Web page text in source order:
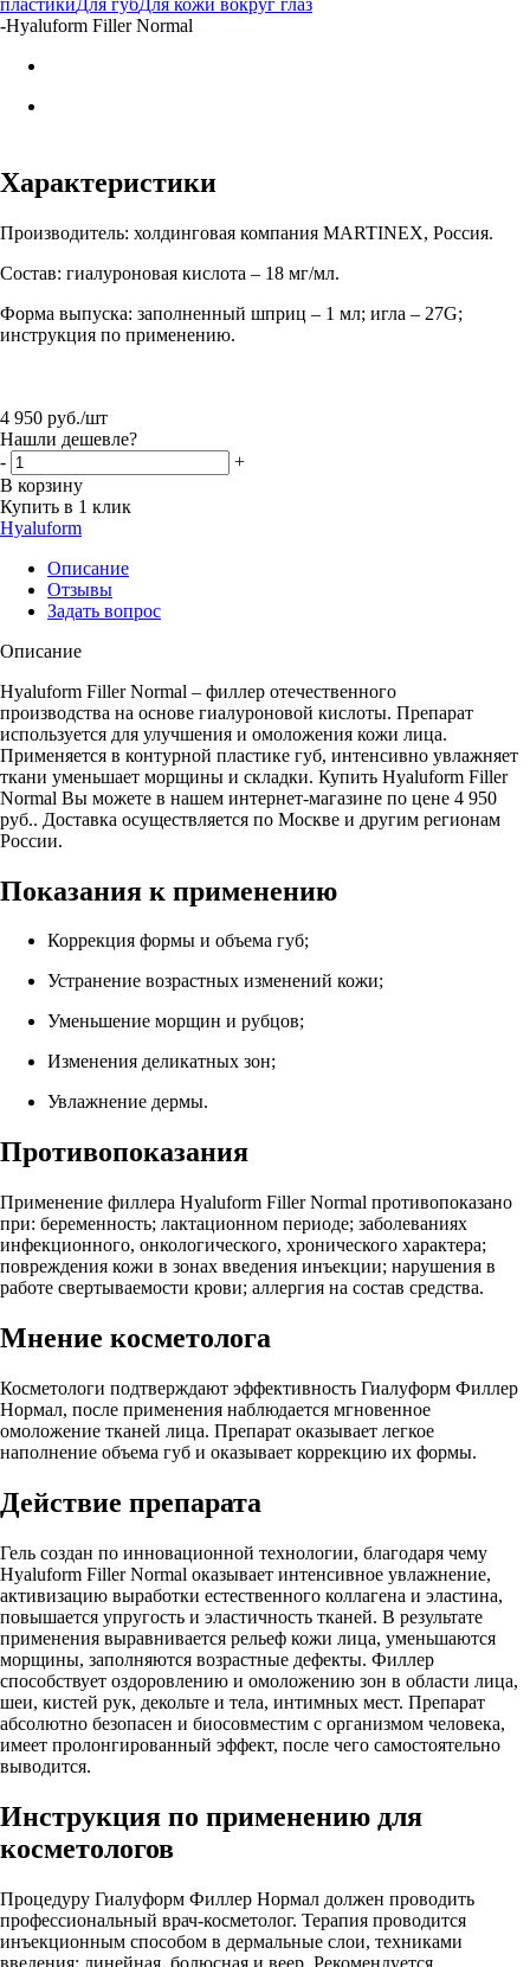
-Hyaluform Filler Normal
Характеристики
Производитель: холдинговая компания MARTINEX, Россия.
Состав: гиалуроновая кислота – 18 мг/мл.
Форма выпуска: заполненный шприц – 1 мл; игла – 27G;
инструкция по применению.
4 950 руб./шт
Нашли дешевле?
-
+
В корзину
Купить в 1 клик
Hyaluform
Описание
Отзывы
Задать вопрос
Описание
Hyaluform Filler Normal – филлер отечественного
производства на основе гиалуроновой кислоты. Препарат
используется для улучшения и омоложения кожи лица.
Применяется в контурной пластике губ, интенсивно увлажняет
ткани уменьшает морщины и складки. Купить Hyaluform Filler
Normal Вы можете в нашем интернет-магазине по цене 4 950
руб.. Доставка осуществляется по Москве и другим регионам
России.
Показания к применению
Коррекция формы и объема губ;
Устранение возрастных изменений кожи;
Уменьшение морщин и рубцов;
Изменения деликатных зон;
Увлажнение дермы.
Противопоказания
Применение филлера Hyaluform Filler Normal противопоказано
при: беременность; лактационном периоде; заболеваниях
инфекционного, онкологического, хронического характера;
повреждения кожи в зонах введения инъекции; нарушения в
работе свертываемости крови; аллергия на состав средства.
Мнение косметолога
Косметологи подтверждают эффективность Гиалуформ Филлер
Нормал, после применения наблюдается мгновенное
омоложение тканей лица. Препарат оказывает легкое
наполнение объема губ и оказывает коррекцию их формы.
Действие препарата
Гель создан по инновационной технологии, благодаря чему
Hyaluform Filler Normal оказывает интенсивное увлажнение,
активизацию выработки естественного коллагена и эластина,
повышается упругость и эластичность тканей. В результате
применения выравнивается рельеф кожи лица, уменьшаются
морщины, заполняются возрастные дефекты. Филлер
способствует оздоровлению и омоложению зон в области лица,
шеи, кистей рук, декольте и тела, интимных мест. Препарат
абсолютно безопасен и биосовместим с организмом человека,
имеет пролонгированный эффект, после чего самостоятельно
выводится.
Инструкция по применению для
косметологов
Процедуру Гиалуформ Филлер Нормал должен проводить
профессиональный врач-косметолог. Терапия проводится
инъекционным способом в дермальные слои, техниками
введения: линейная, болюсная и веер. Рекомендуется